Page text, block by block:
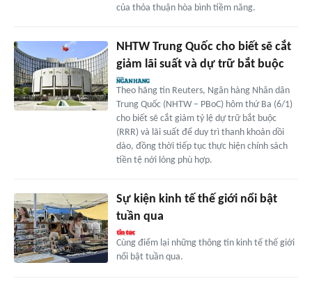
của thỏa thuận hòa bình tiềm năng.
NHTW Trung Quốc cho biết sẽ cắt
giảm lãi suất và dự trữ bắt buộc
Theo hãng tin Reuters, Ngân hàng Nhân dân
Trung Quốc (NHTW – PBoC) hôm thứ Ba (6/1)
cho biết sẽ cắt giảm tỷ lệ dự trữ bắt buộc
(RRR) và lãi suất để duy trì thanh khoản dồi
dào, đồng thời tiếp tục thực hiện chính sách
tiền tệ nới lỏng phù hợp.
Sự kiện kinh tế thế giới nổi bật
tuần qua
Cùng điểm lại những thông tin kinh tế thế giới
nổi bật tuần qua.